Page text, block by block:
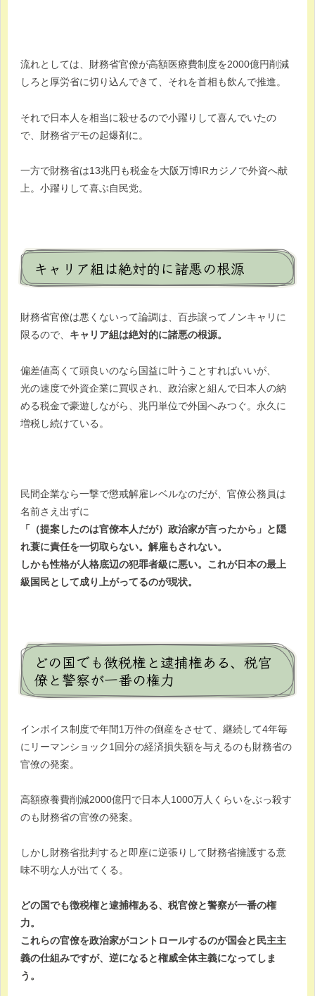
流れとしては、財務省官僚が高額医療費制度を2000億円削減
しろと厚労省に切り込んできて、それを首相も飲んで推進。
それで日本人を相当に殺せるので小躍りして喜んでいたの
で、財務省デモの起爆剤に。
一方で財務省は13兆円も税金を大阪万博IRカジノで外資へ献
上。小躍りして喜ぶ自民党。
キャリア組は絶対的に諸悪の根源
財務省官僚は悪くないって論調は、百歩譲ってノンキャリに
限るので、 キャリア組は絶対的に諸悪の根源。
偏差値高くて頭良いのなら国益に叶うことすればいいが、
光の速度で外資企業に買収され、政治家と組んで日本人の納
める税金で豪遊しながら、兆円単位で外国へみつぐ。永久に
増税し続けている。
民間企業なら一撃で懲戒解雇レベルなのだが、官僚公務員は
名前さえ出ずに
「（提案したのは官僚本人だが）政治家が言ったから」と隠
れ蓑に責任を一切取らない。解雇もされない。
しかも性格が人格底辺の犯罪者級に悪い。これが日本の最上
級国民として成り上がってるのが現状。
どの国でも徴税権と逮捕権ある、税官
僚と警察が一番の権力
インボイス制度で年間1万件の倒産をさせて、継続して4年毎
にリーマンショック1回分の経済損失額を与えるのも財務省の
官僚の発案。
高額療養費削減2000億円で日本人1000万人くらいをぶっ殺す
のも財務省の官僚の発案。
しかし財務省批判すると即座に逆張りして財務省擁護する意
味不明な人が出てくる。
どの国でも徴税権と逮捕権ある、税官僚と警察が一番の権
力。
これらの官僚を政治家がコントロールするのが国会と民主主
義の仕組みですが、逆になると権威全体主義になってしま
う。